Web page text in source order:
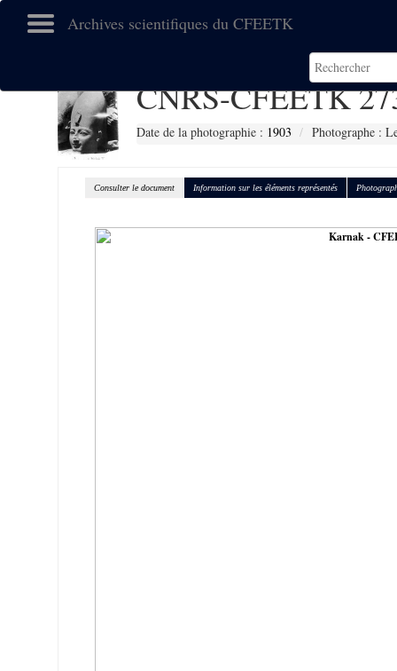
Archives scientifiques du CFEETK
CNRS-CFEETK
Date de la photographie : 1903 Photographe :
Consulter le document Information sur les éléments représentés